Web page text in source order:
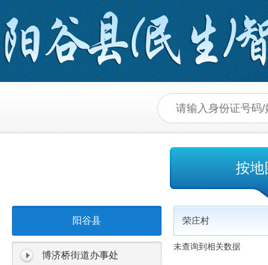
按地
阳谷县
博济桥街道办事处
荣庄村
未查询到相关数据